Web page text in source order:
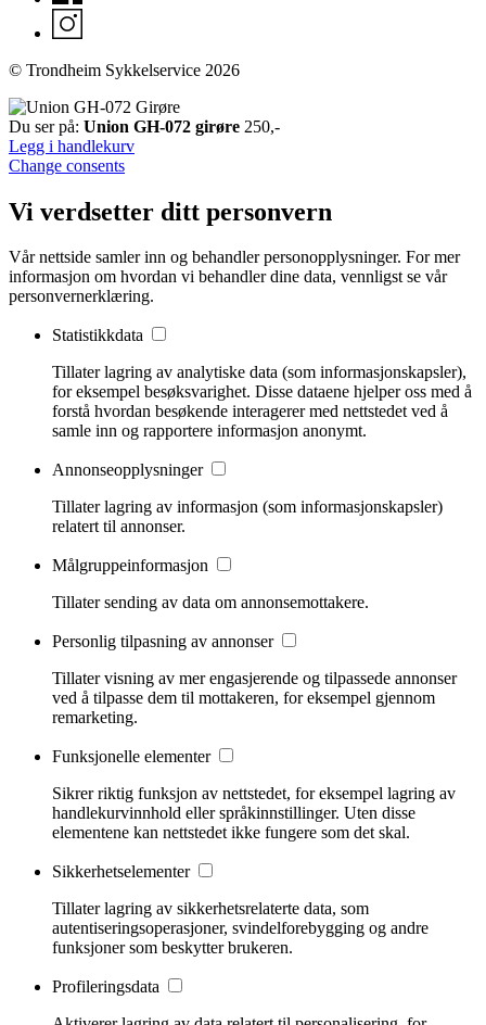
© Trondheim Sykkelservice 2026
Du ser på: Union GH-072 girøre 250,-
Legg i handlekurv
Change consents
Vi verdsetter ditt personvern
Vår nettside samler inn og behandler personopplysninger. For mer
informasjon om hvordan vi behandler dine data, vennligst se vår
personvernerklæring.
Statistikkdata
Tillater lagring av analytiske data (som informasjonskapsler),
for eksempel besøksvarighet. Disse dataene hjelper oss med å
forstå hvordan besøkende interagerer med nettstedet ved å
samle inn og rapportere informasjon anonymt.
Annonseopplysninger
Tillater lagring av informasjon (som informasjonskapsler)
relatert til annonser.
Målgruppeinformasjon
Tillater sending av data om annonsemottakere.
Personlig tilpasning av annonser
Tillater visning av mer engasjerende og tilpassede annonser
ved å tilpasse dem til mottakeren, for eksempel gjennom
remarketing.
Funksjonelle elementer
Sikrer riktig funksjon av nettstedet, for eksempel lagring av
handlekurvinnhold eller språkinnstillinger. Uten disse
elementene kan nettstedet ikke fungere som det skal.
Sikkerhetselementer
Tillater lagring av sikkerhetsrelaterte data, som
autentiseringsoperasjoner, svindelforebygging og andre
funksjoner som beskytter brukeren.
Profileringsdata